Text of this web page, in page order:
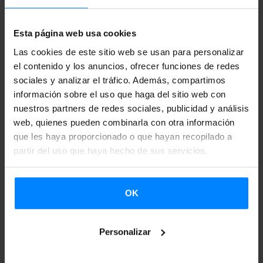
Esta página web usa cookies
Las cookies de este sitio web se usan para personalizar
el contenido y los anuncios, ofrecer funciones de redes
sociales y analizar el tráfico. Además, compartimos
información sobre el uso que haga del sitio web con
nuestros partners de redes sociales, publicidad y análisis
web, quienes pueden combinarla con otra información
que les haya proporcionado o que hayan recopilado a
partir del uso que haya hecho de sus servicios.
OK
Personalizar
Durangoko Azoka.
Por segunda vez consecutiva, el
ha invitado a un grupo de editores y periodistas
extranjerosal País Vasco, del 4 al 7 de diciembre. Este
año, con motivo de la Capitalidad Europea de la Cultura
que comparten en 2016 Donostia-San Sebastián y
Wroclaw,el grupo visitante ha acudido desdePolonia.
Todos ellos han tenido la oportunidad de conocer de
cerca, entre otros, el encuentro más relevante de la
literatura y música vascas:Durangoko Azoka.
de primera mano a destacados escritores y editores